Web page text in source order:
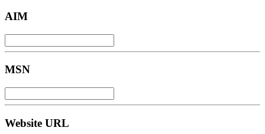
AIM
MSN
Website URL